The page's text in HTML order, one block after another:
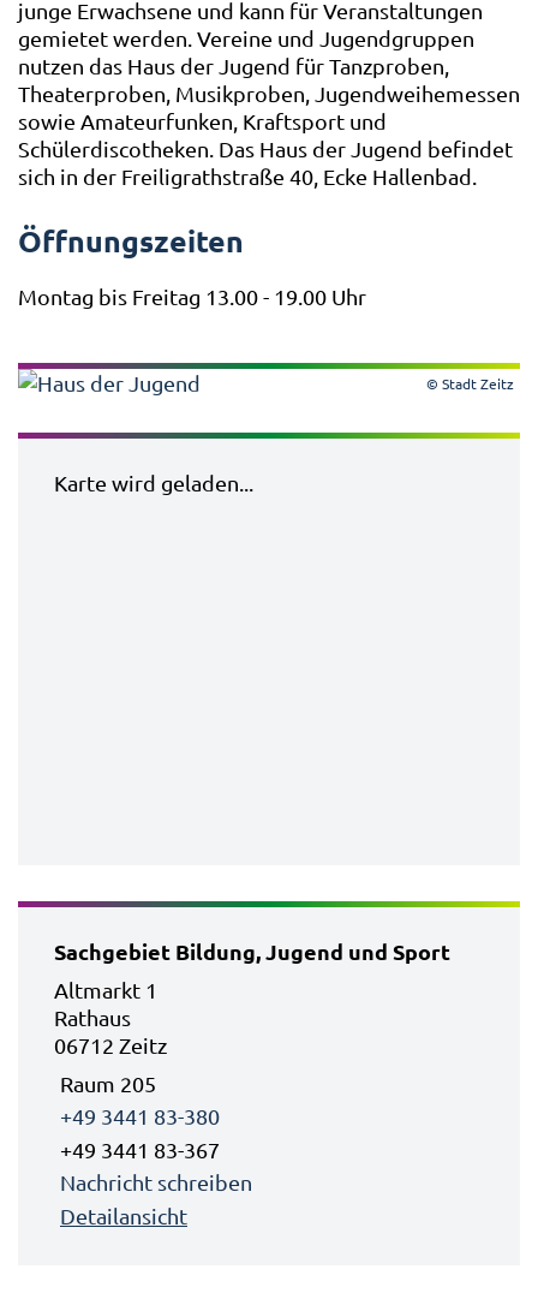
junge Erwachsene und kann für Veranstaltungen
gemietet werden. Vereine und Jugendgruppen
nutzen das Haus der Jugend für Tanzproben,
Theaterproben, Musikproben, Jugendweihemessen
sowie Amateurfunken, Kraftsport und
Schülerdiscotheken. Das Haus der Jugend befindet
sich in der Freiligrathstraße 40, Ecke Hallenbad.
Öffnungszeiten
Montag bis Freitag 13.00 - 19.00 Uhr
© Stadt Zeitz
Karte wird geladen...
Sachgebiet Bildung, Jugend und Sport
Altmarkt 1
Rathaus
06712 Zeitz
Raum 205
+49 3441 83-380
+49 3441 83-367
Nachricht schreiben
Detailansicht